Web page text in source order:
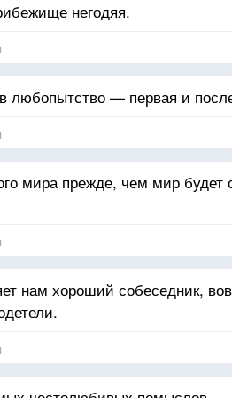
негодяя.
любопытство — первая и
мира прежде, чем мир будет
нам хороший собеседник,